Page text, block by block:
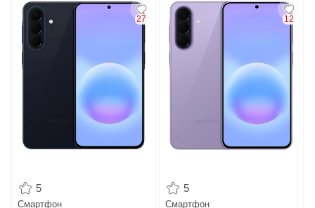
27
5
Смартфон
12
5
Смартфон